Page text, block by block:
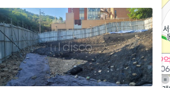
15.6억
'19. 06
매물
32.9
'26. 06
40억
'26. 06
104억
'26. 05